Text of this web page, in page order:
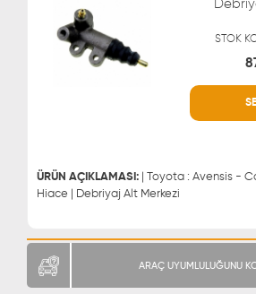
STOK
ÜRÜN AÇIKLAMASI: | Toyota : Avensis -
Hiace | Debriyaj Alt Merkezi
ARAÇ UYUMLULUĞUNU